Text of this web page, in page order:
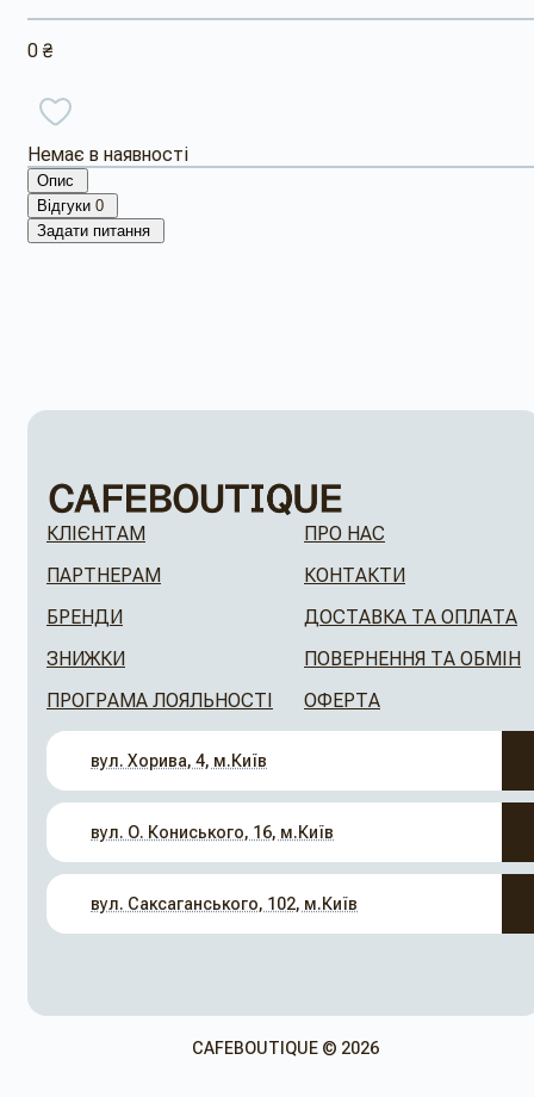
0 ₴
Немає в наявності
Опис
Відгуки 0
Задати питання
КЛІЄНТАМ
ПАРТНЕРАМ
БРЕНДИ
ЗНИЖКИ
ПРОГРАМА ЛОЯЛЬНОСТІ
ПРО НАС
КОНТАКТИ
ДОСТАВКА ТА ОПЛАТА
ПОВЕРНЕННЯ ТА ОБМІН
ОФЕРТА
вул. Хорива, 4, м.Київ
вул. О. Кониського, 16, м.Київ
вул. Саксаганського, 102, м.Київ
CAFEBOUTIQUE © 2026